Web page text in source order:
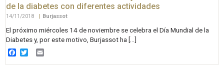
de la diabetes con diferentes actividades
14/11/2018 Burjassot
El próximo miércoles 14 de noviembre se celebra el Día Mundial de la
Diabetes y, por este motivo, Burjassot ha […]
Facebook
Twitter